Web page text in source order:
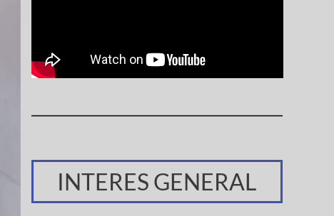
INTERES GENERAL